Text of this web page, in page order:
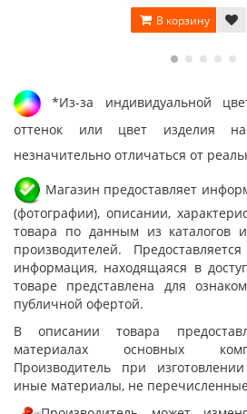
В корзину
*Из-за индивидуальной
оттенок или цвет изделия
незначительно отличаться от
Магазин предоставляет
(фотографии), описании,
товара по данным из каталогов
производителей.
информация, находящаяся в
товаре представлена для
публичной офертой.
В описании товара
материалах основных
Производитель при
иные материалы, не